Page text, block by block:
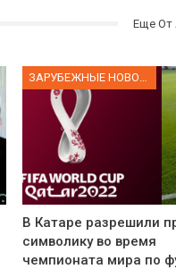
Еще От
В Катаре разрешили
символику во время
чемпионата мира по